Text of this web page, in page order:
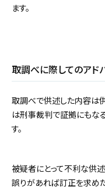
ます。
取調べに際してのアド
取調べで供述した内容は
は刑事裁判で証拠にもな
す。
被疑者にとって不利な供
誤りがあれば訂正を求め